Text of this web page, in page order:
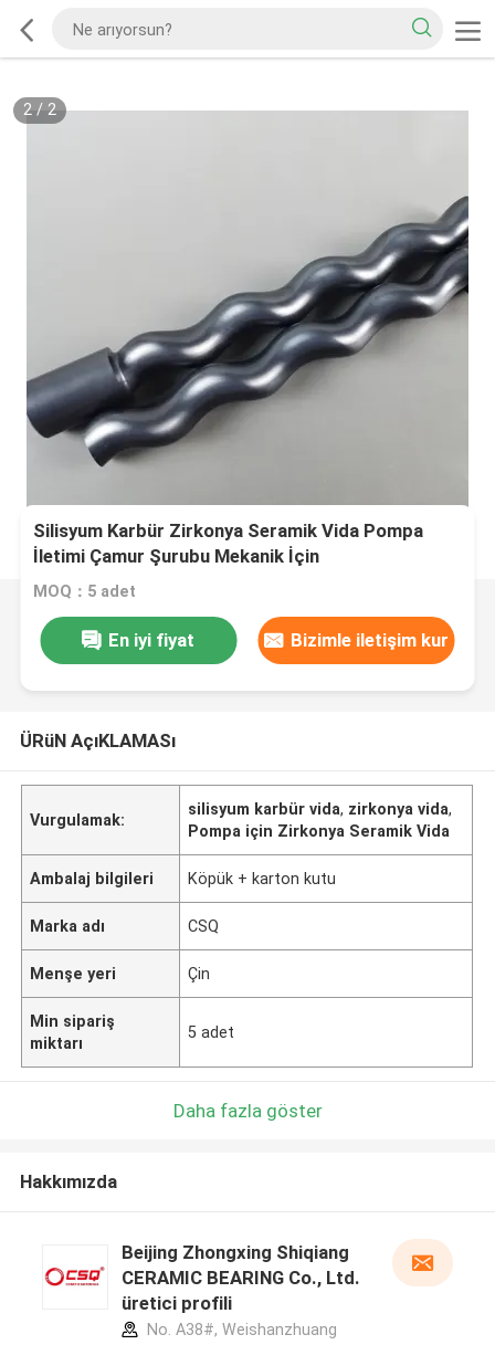
2/ 2
Silisyum Karbür Zirkonya Seramik Vida Pompa
İletimi Çamur Şurubu Mekanik İçin
MOQ：5 adet
En iyi fiyat Bizimle iletişim kur
ÜRüN AçıKLAMASı
Vurgulamak:
silisyum karbür vida, zirkonya vida,
Pompa için Zirkonya Seramik Vida
Ambalaj bilgileri Köpük + karton kutu
Marka adı CSQ
Menşe yeri Çin
Min sipariş
miktarı
5 adet
Daha fazla göster
Hakkımızda
Beijing Zhongxing Shiqiang
CERAMIC BEARING Co., Ltd.
üretici profili
No. A38#, Weishanzhuang